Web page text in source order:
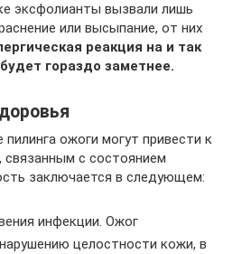
эксфолианты вызвали лишь
или высыпание, от них
реакция на и так
гораздо заметнее.
ожоги могут привести к
с состоянием
заключается в следующем:
инфекции. Ожог
целостности кожи, в